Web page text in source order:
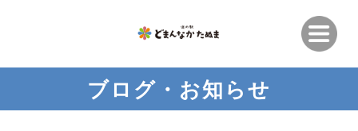
ブログ・お知らせ